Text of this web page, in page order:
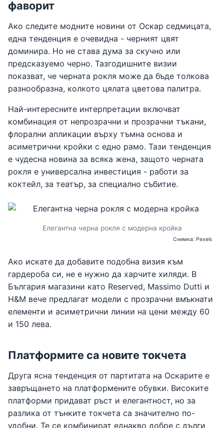
фаворит
Ако следите модните новини от Оскар седмицата,
една тенденция е очевидна - черният цвят
доминира. Но не става дума за скучно или
предсказуемо черно. Тазгодишните визии
показват, че черната рокля може да бъде толкова
разнообразна, колкото цялата цветова палитра.
Най-интересните интерпретации включват
комбинация от непрозрачни и прозрачни тъкани,
флорални апликации върху тъмна основа и
асиметрични кройки с едно рамо. Тази тенденция
е чудесна новина за всяка жена, защото черната
рокля е универсална инвестиция - работи за
коктейл, за театър, за специално събитие.
Елегантна черна рокля с модерна кройка
Снимка: Pexels
Ако искате да добавите подобна визия към
гардероба си, не е нужно да харчите хиляди. В
България магазини като Reserved, Massimo Dutti и
H&M вече предлагат модели с прозрачни вмъкнати
елементи и асиметрични линии на цени между 60
и 150 лева.
Платформите са новите токчета
Друга ясна тенденция от партитата на Оскарите е
завръщането на платформените обувки. Високите
платформи придават ръст и елегантност, но за
разлика от тънките токчета са значително по-
удобни. Те се комбинират еднакво добре с дълги